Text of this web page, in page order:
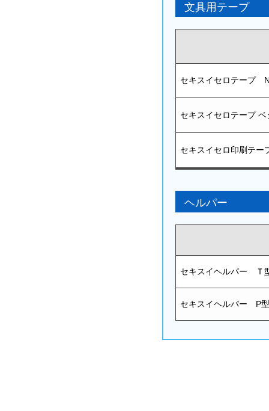
文具用テープ
セキスイセロテープ
セキスイセロテープ ベ
セキスイセロ印刷テー
ヘルパー
セキスイヘルパー Ｔ
セキスイヘルパー P型